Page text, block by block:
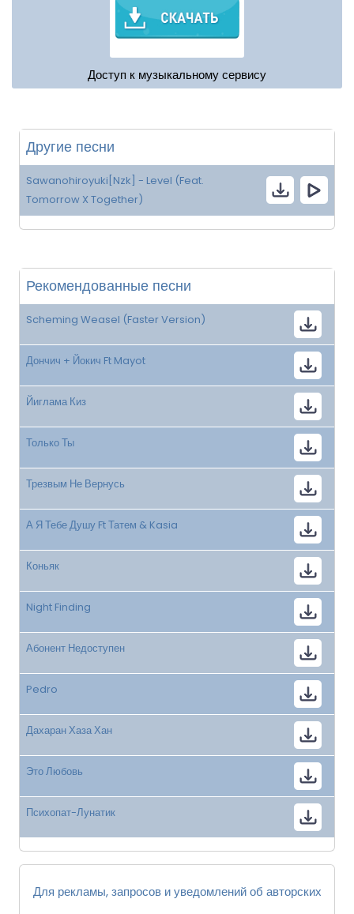
Доступ к музыкальному сервису
Другие песни
Sawanohiroyuki[Nzk] - Level (Feat.
Tomorrow X Together)
Рекомендованные песни
Scheming Weasel (Faster Version)
Дончич + Йокич Ft Mayot
Йиглама Киз
Только Ты
Трезвым Не Вернусь
А Я Тебе Душу Ft Татем & Kasia
Коньяк
Night Finding
Абонент Недоступен
Pedro
Дахаран Хаза Хан
Это Любовь
Психопат-Лунатик
Для рекламы, запросов и уведомлений об авторских